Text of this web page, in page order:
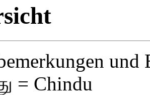
und
= Chindu